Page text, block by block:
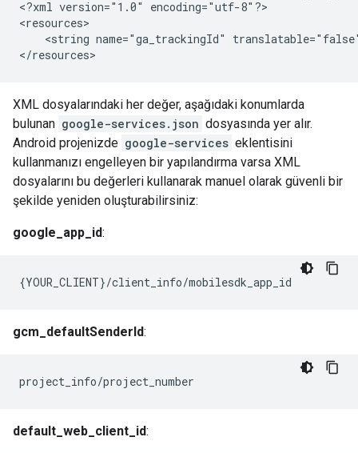
<?xml version="1.0" encoding="utf-8"?>
<resources>
<string name="ga_trackingId"
</resources>
XML dosyalarındaki her değer, aşağıdaki konumlarda
bulunan google-services.json dosyasında yer alır.
Android projenizde google-services eklentisini
kullanmanızı engelleyen bir yapılandırma varsa XML
dosyalarını bu değerleri kullanarak manuel olarak güvenli bir
şekilde yeniden oluşturabilirsiniz:
google_app_id:
{YOUR_CLIENT}/client_info/mobilesdk_app_id
gcm_defaultSenderId:
project_info/project_number
default_web_client_id: